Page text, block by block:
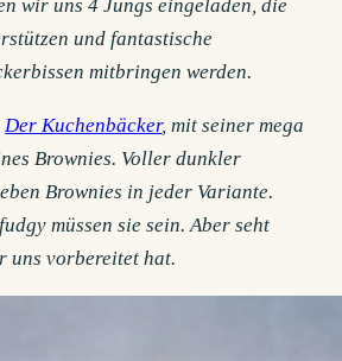
wir uns 4 Jungs eingeladen, die
und fantastische
mitbringen werden.
Der Kuchenbäcker, mit seiner mega
Brownies. Voller dunkler
Brownies in jeder Variante.
müssen sie sein. Aber seht
uns vorbereitet hat.